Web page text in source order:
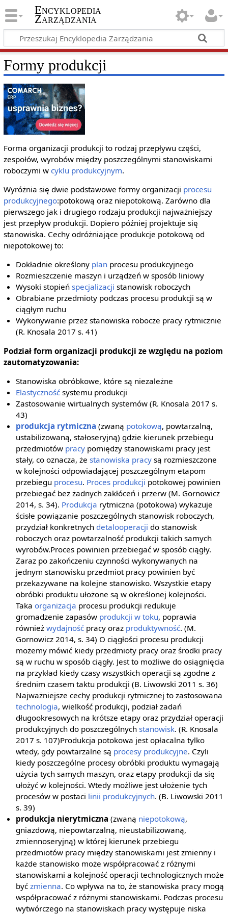
Encyklopedia
Zarządzania
Formy produkcji
Forma organizacji produkcji to rodzaj przepływu części,
zespołów, wyrobów między poszczególnymi stanowiskami
roboczymi w cyklu produkcyjnym.
Wyróżnia się dwie podstawowe formy organizacji procesu
produkcyjnego:potokową oraz niepotokową. Zarówno dla
pierwszego jak i drugiego rodzaju produkcji najważniejszy
jest przepływ produkcji. Dopiero później projektuje się
stanowiska. Cechy odróżniające produkcje potokową od
niepotokowej to:
Dokładnie określony plan procesu produkcyjnego
Rozmieszczenie maszyn i urządzeń w sposób liniowy
Wysoki stopieńspecjalizacji stanowisk roboczych
Obrabiane przedmioty podczas procesu produkcji są w
ciągłym ruchu
Wykonywanie przez stanowiska robocze pracy rytmicznie
(R. Knosala 2017 s. 41)
Podział form organizacji produkcji ze względu na poziom
zautomatyzowania:
Stanowiska obróbkowe, które są niezależne
Elastyczność systemu produkcji
Zastosowanie wirtualnych systemów (R. Knosala 2017 s.
43)
produkcja rytmiczna (zwaną potokową, powtarzalną,
ustabilizowaną, stałoseryjną) gdzie kierunek przebiegu
przedmiotów pracy pomiędzy stanowiskami pracy jest
stały, co oznacza, żestanowiska pracy są rozmieszczone
w kolejności odpowiadającej poszczególnym etapom
przebiegu procesu. Proces produkcji potokowej powinien
przebiegać bez żadnych zakłóceń i przerw (M. Gornowicz
2014, s. 34). Produkcja rytmiczna (potokowa) wykazuje
ścisłe powiązanie poszczególnych stanowisk roboczych,
przydział konkretnych detalooperacji do stanowisk
roboczych oraz powtarzalność produkcji takich samych
wyrobów.Proces powinien przebiegać w sposób ciągły.
Zaraz po zakończeniu czynności wykonywanych na
jednym stanowisku przedmiot pracy powinien być
przekazywane na kolejne stanowisko. Wszystkie etapy
obróbki produktu ułożone są w określonej kolejności.
Takaorganizacja procesu produkcji redukuje
gromadzenie zapasów produkcji w toku, poprawia
równieżwydajność pracy oraz produktywność. (M.
Gornowicz 2014, s. 34) O ciągłości procesu produkcji
możemy mówić kiedy przedmioty pracy oraz środki pracy
są w ruchu w sposób ciągły. Jest to możliwe do osiągnięcia
na przykład kiedy czasy wszystkich operacji są zgodne z
średnim czasem taktu produkcji (B. Liwowski 2011 s. 36)
Najważniejsze cechy produkcji rytmicznej to zastosowana
technologia, wielkość produkcji, podział zadań
długookresowych na krótsze etapy oraz przydział operacji
produkcyjnych do poszczególnychstanowisk. (R. Knosala
2017 s. 107)Produkcja potokowa jest opłacalna tylko
wtedy, gdy powtarzalne są procesy produkcyjne. Czyli
kiedy poszczególne procesy obróbki produktu wymagają
użycia tych samych maszyn, oraz etapy produkcji da się
ułożyć w kolejności. Wtedy możliwe jest ułożenie tych
procesów w postaci linii produkcyjnych. (B. Liwowski 2011
s. 39)
produkcja nierytmiczna (zwaną niepotokową,
gniazdową, niepowtarzalną, nieustabilizowaną,
zmiennoseryjną) w której kierunek przebiegu
przedmiotów pracy między stanowiskami jest zmienny i
każde stanowisko może współpracować z różnymi
stanowiskami a kolejność operacji technologicznych może
byćzmienna. Co wpływa na to, że stanowiska pracy mogą
współpracować z różnymi stanowiskami. Podczas procesu
wytwórczego na stanowiskach pracy występuje niska